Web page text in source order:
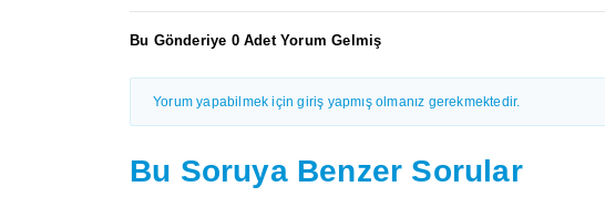
Bu Gönderiye 0 Adet Yorum Gelmiş
Yorum yapabilmek için giriş yapmış olmanız gerekmektedir.
Bu Soruya Benzer Sorular